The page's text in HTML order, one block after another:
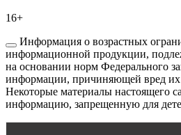
16+
Информация о возрастных
информационной продукции,
на основании норм Федерального
информации, причиняющей вред их
Некоторые материалы настоящего
информацию, запрещенную для